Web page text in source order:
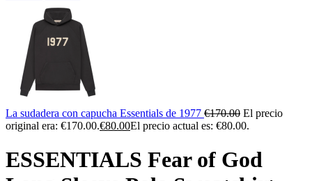
La sudadera con capucha Essentials de 1977 €170.00 El precio
original era: €170.00.€80.00El precio actual es: €80.00.
ESSENTIALS Fear of God